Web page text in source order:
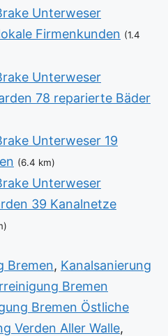
Unterweser
Firmenkunden (1.4
Unterweser
78 reparierte Bäder
Unterweser 19
(6.4 km)
Unterweser
39 Kanalnetze
Bremen, Kanalsanierung
Bremen
Bremen Östliche
Verden Aller Walle,